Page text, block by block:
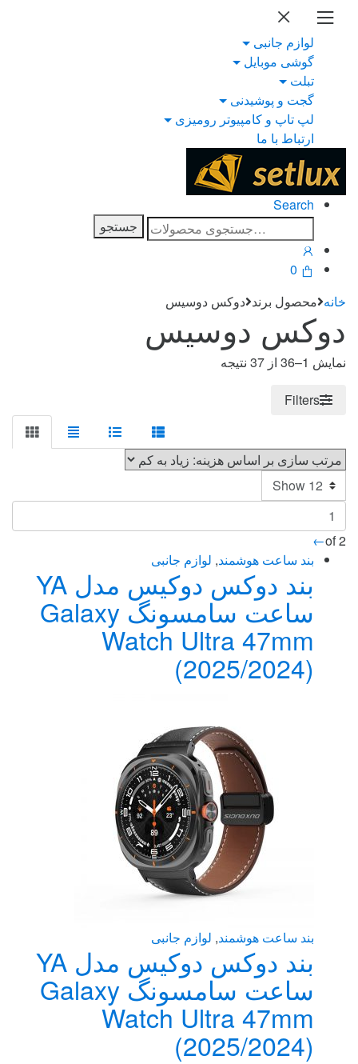
Skip
navigation
Skip
لوازم جانبی
گوشی موبایل
تبلت
گجت و پوشیدنی
لپ تاپ و کامپیوتر رومیزی
ارتباط با ما
Search
جستجو
برای:
جستجو
0
خانه محصول برند دوکس دوسیس
دوکس دوسیس
نمایش 1–36 از 37 نتیجه
low
Filters
of 2
←
بند ساعت هوشمند, لوازم جانبی
بند دوکس دوکیس مدل YA
ساعت سامسونگ Galaxy
Watch Ultra 47mm
(2025/2024)
بند ساعت هوشمند, لوازم جانبی
بند دوکس دوکیس مدل YA
ساعت سامسونگ Galaxy
Watch Ultra 47mm
(2025/2024)